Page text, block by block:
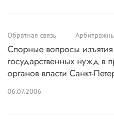
Обратная связь
Спорные вопросы
государственных нужд в
органов власти Санкт-
06.07.2006